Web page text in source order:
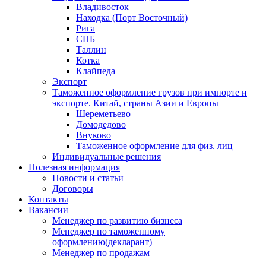
Владивосток
Находка (Порт Восточный)
Рига
СПБ
Таллин
Котка
Клайпеда
Экспорт
Таможенное оформление грузов при импорте и
экспорте. Китай, страны Азии и Европы
Шереметьево
Домодедово
Внуково
Таможенное оформление для физ. лиц
Индивидуальные решения
Полезная информация
Новости и статьи
Договоры
Контакты
Вакансии
Менеджер по развитию бизнеса
Менеджер по таможенному
оформлению(декларант)
Менеджер по продажам